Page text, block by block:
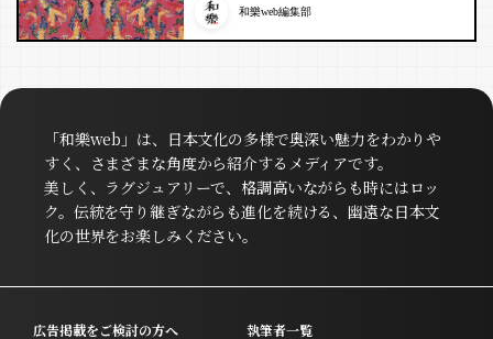
和樂web編集部
「和樂web」は、日本文化の多様で奥深い魅力をわかりや
すく、さまざまな角度から紹介するメディアです。
美しく、ラグジュアリーで、格調高いながらも時にはロッ
ク。伝統を守り継ぎながらも進化を続ける、幽遠な日本文
化の世界をお楽しみください。
広告掲載をご検討の方へ 執筆者一覧